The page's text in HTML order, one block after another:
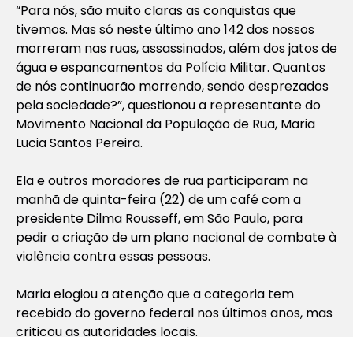
“Para nós, são muito claras as conquistas que
tivemos. Mas só neste último ano 142 dos nossos
morreram nas ruas, assassinados, além dos jatos de
água e espancamentos da Polícia Militar. Quantos
de nós continuarão morrendo, sendo desprezados
pela sociedade?”, questionou a representante do
Movimento Nacional da População de Rua, Maria
Lucia Santos Pereira.
Ela e outros moradores de rua participaram na
manhã de quinta-feira (22) de um café com a
presidente Dilma Rousseff, em São Paulo, para
pedir a criação de um plano nacional de combate à
violência contra essas pessoas.
Maria elogiou a atenção que a categoria tem
recebido do governo federal nos últimos anos, mas
criticou as autoridades locais.